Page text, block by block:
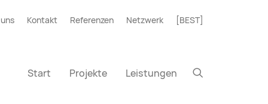
Kontakt Referenzen Netzwerk [BEST]
Start Projekte Leistungen